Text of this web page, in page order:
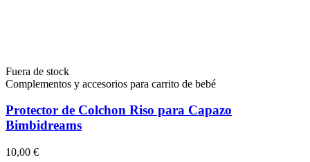
Fuera de stock
Complementos y accesorios para carrito de bebé
Protector de Colchon Riso para Capazo
Bimbidreams
10,00 €